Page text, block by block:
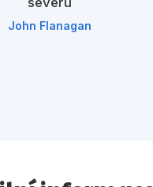
John Flanagan